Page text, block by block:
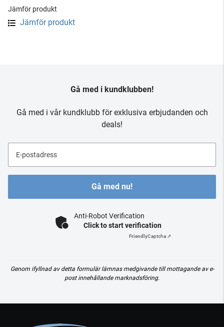
Jämför produkt
Jämför produkt
Gå med i kundklubben!
Gå med i vår kundklubb för exklusiva erbjudanden och
deals!
E-postadress
Gå med nu!
Anti-Robot Verification
Click to start verification
FriendlyCaptcha ⇗
Genom ifyllnad av detta formulär lämnas medgivande till mottagande av e-
post innehållande marknadsföring.